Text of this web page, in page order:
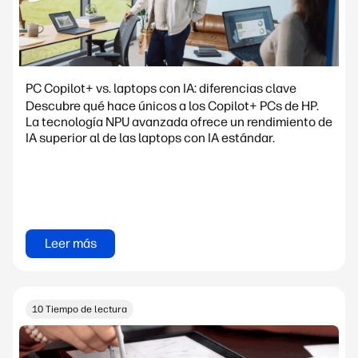
PC Copilot+ vs. laptops con IA: diferencias clave
Descubre qué hace únicos a los Copilot+ PCs de HP.
La tecnología NPU avanzada ofrece un rendimiento de
IA superior al de las laptops con IA estándar.
Leer más
10 Tiempo de lectura